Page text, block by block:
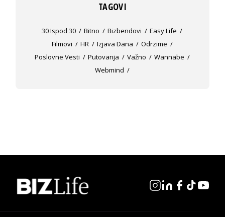
TAGOVI
30 Ispod 30 Bitno Bizbendovi
Easy Life
Filmovi
HR Izjava Dana
Odrzime
Poslovne Vesti
Putovanja Važno
Wannabe
Webmind